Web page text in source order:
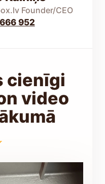
Founder/CEO
952
cienīgi
video